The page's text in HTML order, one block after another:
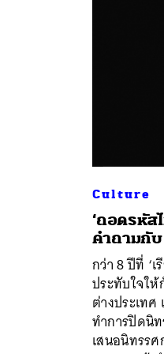
Culture
‘ถอดรหัส
คำถามกับ
กว่า 8 ปีที่ ‘
ประทับใจใ
ต่างประเทศ
ทำการปิดนิ
เสนอนิทรร